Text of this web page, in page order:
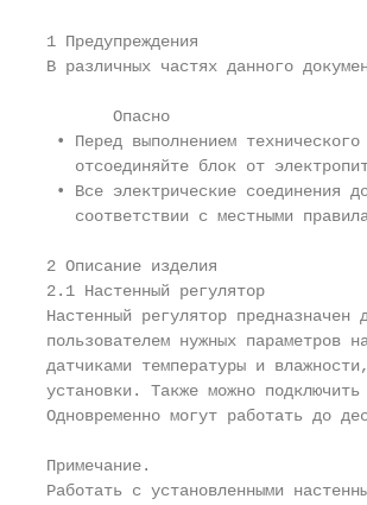
1 Предупреждения
В различных частях данного
       Опасно
• Перед выполнением
отсоединяйте блок от
• Все электрические соединения
соответствии с местными
2 Описание изделия
2.1 Настенный регулятор
Настенный регулятор
пользователем нужных параметров
датчиками температуры и
установки. Также можно
Одновременно могут работать до
Примечание.
Работать с установленными